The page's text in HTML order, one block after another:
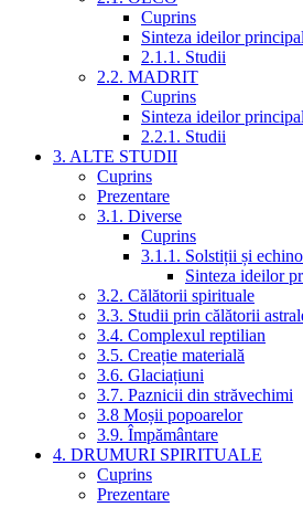
Cuprins
Sinteza ideilor
2.1.1. Studii
2.2. MADRIT
Cuprins
Sinteza ideilor
2.2.1. Studii
3. ALTE STUDII
Cuprins
Prezentare
3.1. Diverse
Cuprins
3.1.1. Solstiții și
Sinteza ideilor
3.2. Călătorii spirituale
3.3. Studii prin călătorii
3.4. Complexul reptilian
3.5. Creație materială
3.6. Glaciațiuni
3.7. Paznicii din străvechimi
3.8 Moșii popoarelor
3.9. Împământare
4. DRUMURI SPIRITUALE
Cuprins
Prezentare